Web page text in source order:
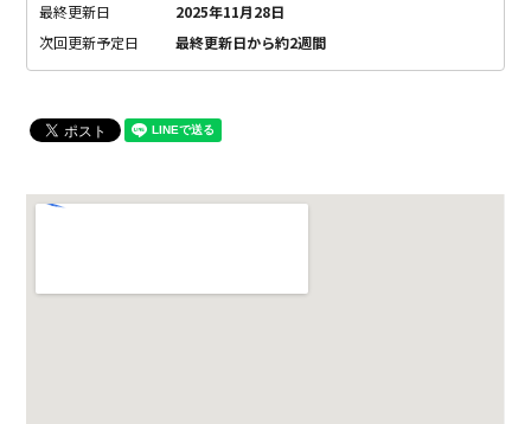
最終更新日
2025年11月28日
次回更新予定日
最終更新日から約2週間